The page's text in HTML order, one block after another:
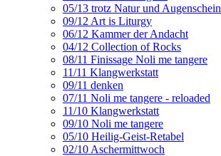
05/13 trotz Natur und Augenschein
09/12 Art is Liturgy
06/12 Kammer der Andacht
04/12 Collection of Rocks
08/11 Finissage Noli me tangere
11/11 Klangwerkstatt
09/11 denken
07/11 Noli me tangere - reloaded
11/10 Klangwerkstatt
09/10 Noli me tangere
05/10 Heilig-Geist-Retabel
02/10 Aschermittwoch